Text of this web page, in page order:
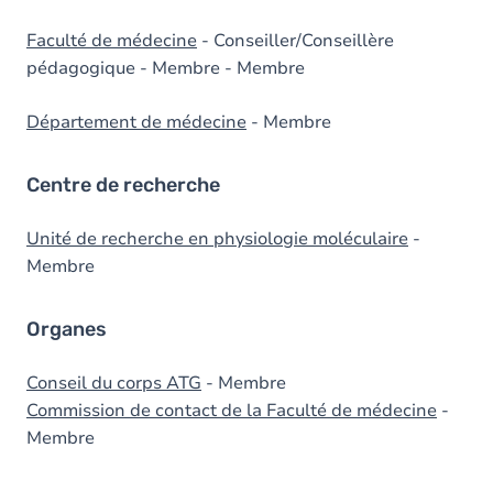
Faculté de médecine - Conseiller/Conseillère
pédagogique - Membre - Membre
Département de médecine - Membre
Centre de recherche
Unité de recherche en physiologie moléculaire -
Membre
Organes
Conseil du corps ATG - Membre
Commission de contact de la Faculté de médecine -
Membre